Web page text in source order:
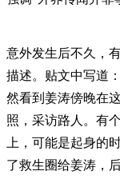
意外发生后不久，
描述。贴文中写道
然看到姜涛傍晚在
照，采访路人。有
上，可能是起身的
了救生圈给姜涛，